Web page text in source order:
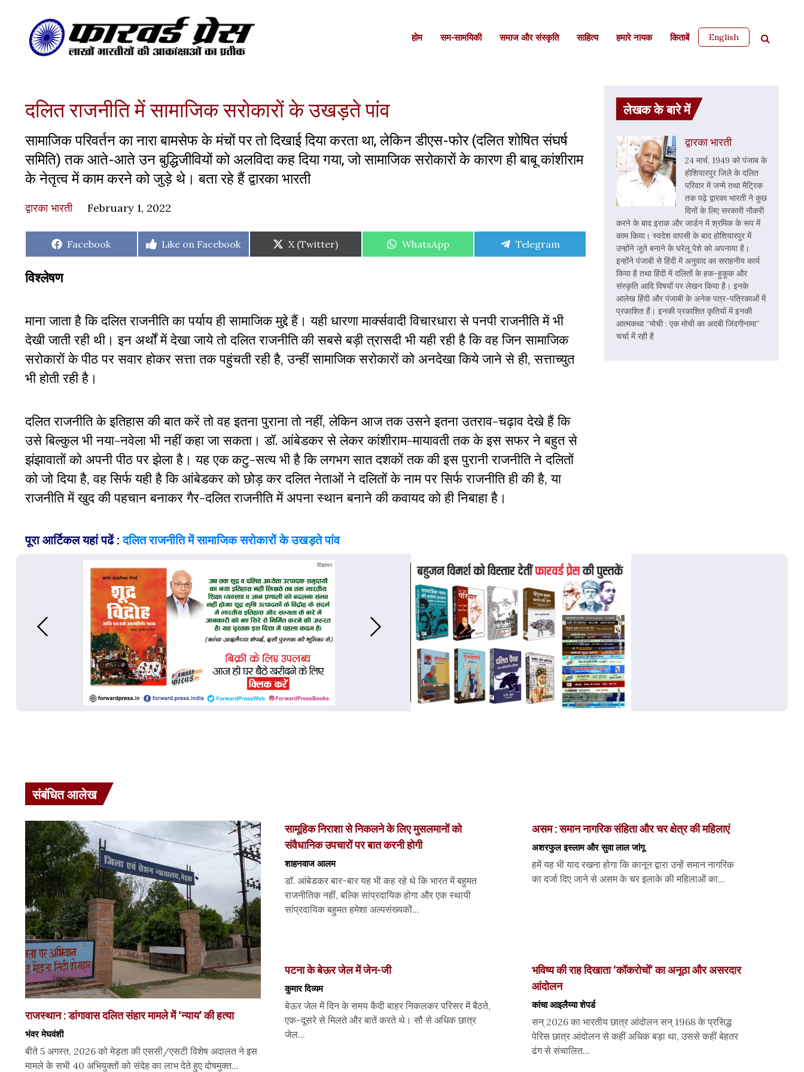
होम सम-सामयिकी समाज और संस्कृति साहित्‍य हमारे नायक किताबें English
दलित राजनीति में सामाजिक सरोकारों के उखड़ते पांव
सामाजिक परिवर्तन का नारा बामसेफ के मंचों पर तो दिखाई दिया करता था, लेकिन डीएस-फोर (दलित शोषित संघर्ष
समिति) तक आते-आते उन बुद्धिजीवियों को अलविदा कह दिया गया, जो सामाजिक सरोकारों के कारण ही बाबू कांशीराम
के नेतृत्व में काम करने को जुड़े थे। बता रहे हैं द्वारका भारती
द्वारका भारती February 1, 2022
Share
Facebook
Share
Like on Facebook
Share
on
X (Twitter)
Share
WhatsApp
Share
Telegram
विश्लेषण
माना जाता है कि दलित राजनीति का पर्याय ही सामाजिक मुद्दे हैं। यही धारणा मार्क्सवादी विचारधारा से पनपी राजनीति में भी
देखी जाती रही थी। इन अर्थों में देखा जाये तो दलित राजनीति की सबसे बड़ी त्रासदी भी यही रही है कि वह जिन सामाजिक
सरोकारों के पीठ पर सवार होकर सत्ता तक पहुंचती रही है, उन्हीं सामाजिक सरोकारों को अनदेखा किये जाने से ही, सत्ताच्युत
भी होती रही है।
दलित राजनीति के इतिहास की बात करें तो वह इतना पुराना तो नहीं, लेकिन आज तक उसने इतना उतराव-चढ़ाव देखे हैं कि
उसे बिल्कुल भी नया-नवेला भी नहीं कहा जा सकता। डॉ. आंबेडकर से लेकर कांशीराम-मायावती तक के इस सफर ने बहुत से
झंझावातों को अपनी पीठ पर झेला है। यह एक कटु-सत्य भी है कि लगभग सात दशकों तक की इस पुरानी राजनीति ने दलितों
को जो दिया है, वह सिर्फ यही है कि आंबेडकर को छोड़ कर दलित नेताओं ने दलितों के नाम पर सिर्फ राजनीति ही की है, या
राजनीति में खुद की पहचान बनाकर गैर-दलित राजनीति में अपना स्थान बनाने की कवायद को ही निबाहा है।
पूरा आर्टिकल यहां पढें :दलित राजनीति में सामाजिक सरोकारों के उखड़ते पांव
लेखक के बारे में
द्वारका भारती
24 मार्च, 1949 को पंजाब के
होशियारपुर जिले के दलित
परिवार में जन्मे तथा मैट्रिक
तक पढ़े द्वारका भारती ने कुछ
दिनों के लिए सरकारी नौकरी
करने के बाद इराक और जार्डन में श्रमिक के रूप में
काम किया। स्वदेश वापसी के बाद होशियारपुर में
उन्होंने जूते बनाने के घरेलू पेशे को अपनाया है।
इन्होंने पंजाबी से हिंदी में अनुवाद का सराहनीय कार्य
किया है तथा हिंदी में दलितों के हक-हुकूक और
संस्कृति आदि विषयों पर लेखन किया है। इनके
आलेख हिंदी और पंजाबी के अनेक पत्र-पत्रिकाओं में
प्रकाशित हैं। इनकी प्रकाशित कृतियों में इनकी
आत्मकथा “मोची : एक मोची का अदबी जिंदगीनामा”
चर्चा में रही है
संबंधित आलेख
राजस्थान : डांगावास दलित संहार मामले में ‘न्याय’ की हत्या
भंवर मेघवंशी
बीते 5 अगस्त, 2026 को मेड़ता की एससी/एसटी विशेष अदालत ने इस
मामले के सभी 40 अभियुक्तों को संदेह का लाभ देते हुए दोषमुक्त...
सामूहिक निराशा से निकलने के लिए मुसलमानों को
संवैधानिक उपचारों पर बात करनी होगी
शाहनवाज आलम
डॉ. आंबेडकर बार-बार यह भी कह रहे थे कि भारत में बहुमत
राजनीतिक नहीं, बल्कि सांप्रदायिक होगा और एक स्थायी
सांप्रदायिक बहुमत हमेशा अल्पसंख्यकों...
असम : समान नागरिक संहिता और चर क्षेत्र की महिलाएं
अशरफुल इस्लाम और सुवा लाल जांगू
हमें यह भी याद रखना होगा कि कानून द्वारा उन्हें समान नागरिक
का दर्जा दिए जाने से असम के चर इलाके की महिलाओं का...
पटना के बेऊर जेल में जेन-जी
कुमार दिव्यम
बेऊर जेल में दिन के समय कैदी बाहर निकलकर परिसर में बैठते,
एक-दूसरे से मिलते और बातें करते थे। सौ से अधिक छात्र
जेल...
भविष्य की राह दिखाता ‘कॉकरोचों’ का अनूठा और असरदार
आंदोलन
कांचा आइलैय्या शेपर्ड
सन् 2026 का भारतीय छात्र आंदोलन सन् 1968 के प्रसिद्ध
पेरिस छात्र आंदोलन से कहीं अधिक बड़ा था, उससे कहीं बेहतर
ढंग से संचालित...